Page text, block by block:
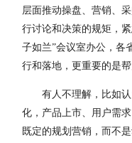
层面推动操盘、营销、
行讨论和决策的规矩，
子如兰”会议室办公，各
行和落地，更重要的是
有人不理解，比如
化，产品上市、用户需
既定的规划营销，而不